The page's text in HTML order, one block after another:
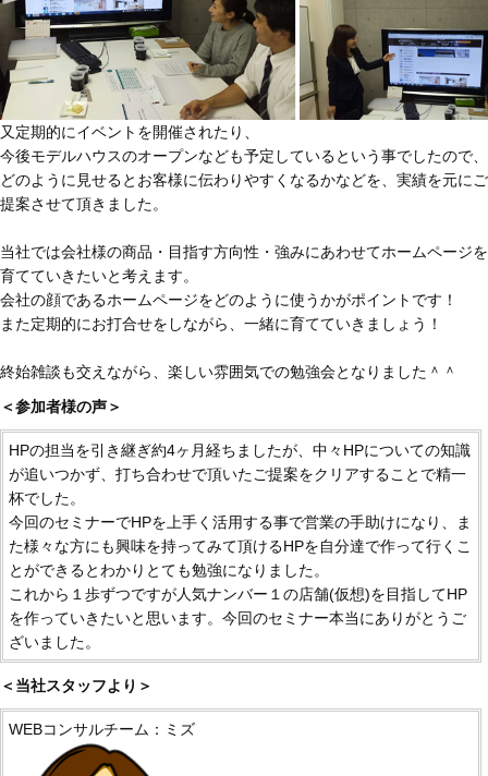
又定期的にイベントを開催されたり、
今後モデルハウスのオープンなども予定しているという事でしたので、
どのように見せるとお客様に伝わりやすくなるかなどを、実績を元にご
提案させて頂きました。
当社では会社様の商品・目指す方向性・強みにあわせてホームページを
育てていきたいと考えます。
会社の顔であるホームページをどのように使うかがポイントです！
また定期的にお打合せをしながら、一緒に育てていきましょう！
終始雑談も交えながら、楽しい雰囲気での勉強会となりました＾＾
＜参加者様の声＞
HPの担当を引き継ぎ約4ヶ月経ちましたが、中々HPについての知識
が追いつかず、打ち合わせで頂いたご提案をクリアすることで精一
杯でした。
今回のセミナーでHPを上手く活用する事で営業の手助けになり、ま
た様々な方にも興味を持ってみて頂けるHPを自分達で作って行くこ
とができるとわかりとても勉強になりました。
これから１歩ずつですが人気ナンバー１の店舗(仮想)を目指してHP
を作っていきたいと思います。今回のセミナー本当にありがとうご
ざいました。
＜当社スタッフより＞
WEBコンサルチーム：ミズ